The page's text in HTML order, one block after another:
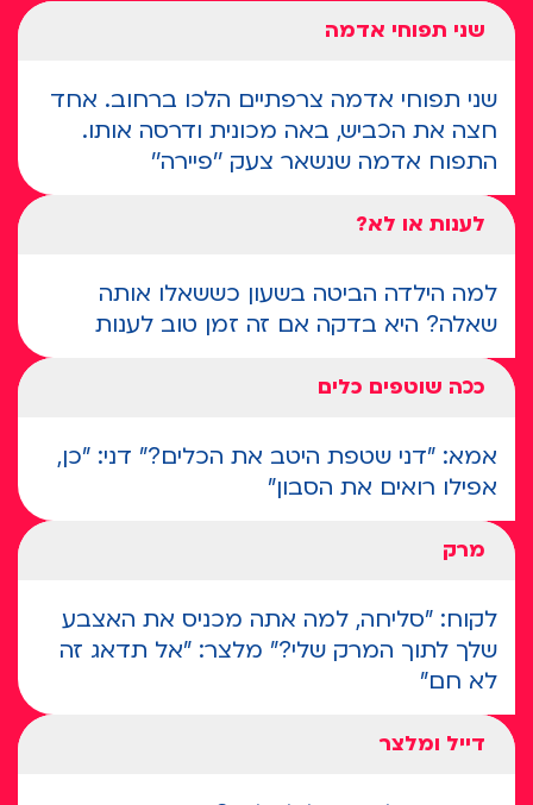
שני תפוחי אדמה
שני תפוחי אדמה צרפתיים הלכו ברחוב. אחד
חצה את הכביש, באה מכונית ודרסה אותו.
התפוח אדמה שנשאר צעק ''פיירה''
לענות או לא?
למה הילדה הביטה בשעון כששאלו אותה
שאלה? היא בדקה אם זה זמן טוב לענות
ככה שוטפים כלים
אמא: "דני שטפת היטב את הכלים?" דני: "כן,
אפילו רואים את הסבון"
מרק
לקוח: "סליחה, למה אתה מכניס את האצבע
שלך לתוך המרק שלי?" מלצר: "אל תדאג זה
לא חם"
דייל ומלצר